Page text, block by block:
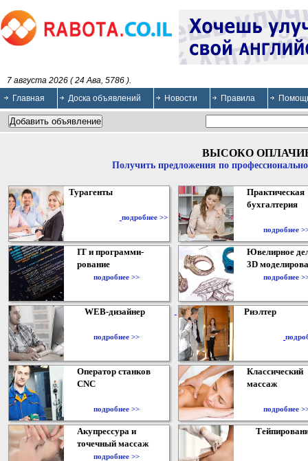
7 августа 2026 ( 24 Ава, 5786 ).
Главная
Доска объявлений Новости Правила
ВЫСОКО
Получить предложения по
Турагенты
подробнее >>
Практическая
бухгалтерия
подробнее
IT и программи-
рование
подробнее >>
Ювелирное
3D
подробнее
WEB-дизайнер
подробнее >>
Риэлтер
Оператор станков
CNC
подробнее >>
Классический
массаж
подробнее
Акупрессура и
точечный массаж
подробнее >>